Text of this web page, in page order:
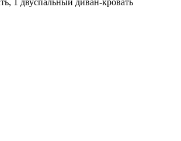
1 двуспальный диван-кровать